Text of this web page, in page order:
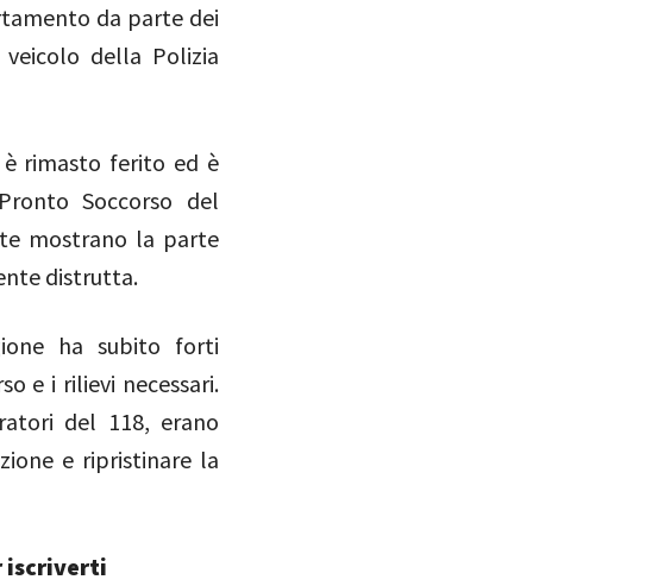
da parte dei
della Polizia
rimasto ferito ed è
Soccorso del
mostrano la parte
distrutta.
ha subito forti
e i rilievi necessari.
del 118, erano
e ripristinare la
iscriverti